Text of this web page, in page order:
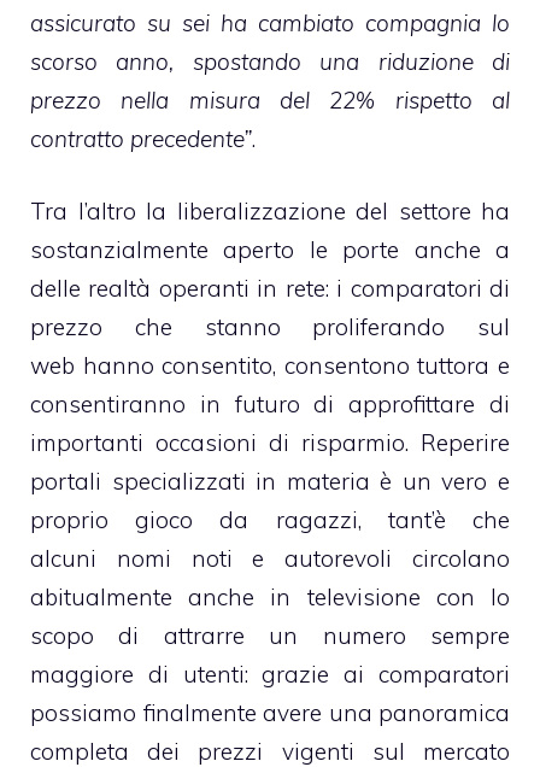
assicurato su sei ha cambiato compagnia lo
scorso anno, spostando una riduzione di
prezzo nella misura del 22% rispetto al
contratto precedente”.
Tra l’altro la liberalizzazione del settore ha
sostanzialmente aperto le porte anche a
delle realtà operanti in rete: i comparatori di
prezzo che stanno proliferando sul
web hanno consentito, consentono tuttora e
consentiranno in futuro di approfittare di
importanti occasioni di risparmio. Reperire
portali specializzati in materia è un vero e
proprio gioco da ragazzi, tant’è che
alcuni nomi noti e autorevoli circolano
abitualmente anche in televisione con lo
scopo di attrarre un numero sempre
maggiore di utenti: grazie ai comparatori
possiamo finalmente avere una panoramica
completa dei prezzi vigenti sul mercato